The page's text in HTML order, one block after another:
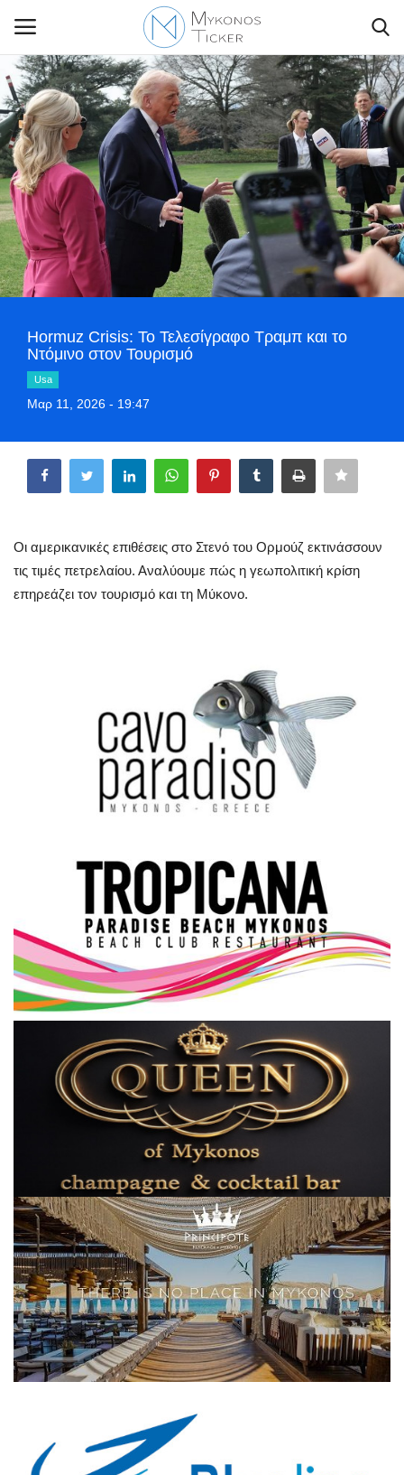
Contact Us
Politique
Business
Travel
World
Style Adorés
Entertainment
Mykonos
Mykonos Ticker TV
Aegean Islands
Σεβασμιώτατος Δωρόθεος Β’
Cost Of Living Crisis
Opinion + Analysis
L’Art des Sens
All News
Local Elections 2023
About
Elections 2023
Γλώσσα
Ελληνικά English
Hormuz Crisis: Το Τελεσίγραφο Τραμπ και το
Ντόμινο στον Τουρισμό
Usa
Μαρ 11, 2026 - 19:47
Οι αμερικανικές επιθέσεις στο Στενό του Ορμούζ εκτινάσσουν
τις τιμές πετρελαίου. Αναλύουμε πώς η γεωπολιτική κρίση
επηρεάζει τον τουρισμό και τη Μύκονο.